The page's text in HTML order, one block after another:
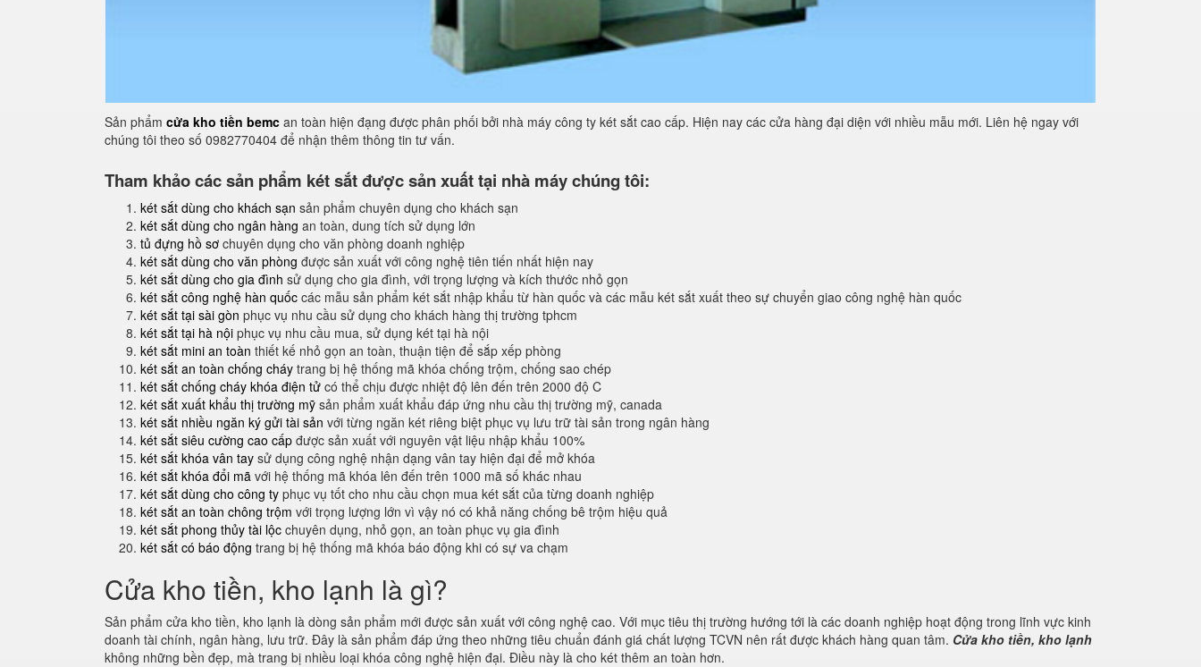
Sản phẩm cửa kho tiền bemc an toàn hiện đạng được phân phối bởi nhà máy công ty két sắt cao cấp. Hiện nay các cửa hàng đại diện với nhiều mẫu mới. Liên hệ ngay với
chúng tôi theo số 0982770404 để nhận thêm thông tin tư vấn.
Tham khảo các sản phẩm két sắt được sản xuất tại nhà máy chúng tôi:
két sắt dùng cho khách sạn sản phẩm chuyên dụng cho khách sạn
két sắt dùng cho ngân hàng an toàn, dung tích sử dụng lớn
tủ đựng hồ sơ chuyên dụng cho văn phòng doanh nghiệp
két sắt dùng cho văn phòng được sản xuất với công nghệ tiên tiến nhất hiện nay
két sắt dùng cho gia đình sử dụng cho gia đình, với trọng lượng và kích thước nhỏ gọn
két sắt công nghệ hàn quốc các mẫu sản phẩm két sắt nhập khẩu từ hàn quốc và các mẫu két sắt xuất theo sự chuyển giao công nghệ hàn quốc
két sắt tại sài gòn phục vụ nhu cầu sử dụng cho khách hàng thị trường tphcm
két sắt tại hà nội phục vụ nhu cầu mua, sử dụng két tại hà nội
két sắt mini an toàn thiết kế nhỏ gọn an toàn, thuận tiện để sắp xếp phòng
két sắt an toàn chống cháy trang bị hệ thống mã khóa chống trộm, chống sao chép
két sắt chống cháy khóa điện tử có thể chịu được nhiệt độ lên đến trên 2000 độ C
két sắt xuất khẩu thị trường mỹ sản phẩm xuất khẩu đáp ứng nhu cầu thị trường mỹ, canada
két sắt nhiều ngăn ký gửi tài sản với từng ngăn két riêng biệt phục vụ lưu trữ tài sản trong ngân hàng
két sắt siêu cường cao cấp được sản xuất với nguyên vật liệu nhập khẩu 100%
két sắt khóa vân tay sử dụng công nghệ nhận dạng vân tay hiện đại để mở khóa
két sắt khóa đổi mã với hệ thống mã khóa lên đến trên 1000 mã số khác nhau
két sắt dùng cho công ty phục vụ tốt cho nhu cầu chọn mua két sắt của từng doanh nghiệp
két sắt an toàn chông trộm với trọng lượng lớn vì vậy nó có khả năng chống bê trộm hiệu quả
két sắt phong thủy tài lộc chuyên dụng, nhỏ gọn, an toàn phục vụ gia đình
két sắt có báo động trang bị hệ thống mã khóa báo động khi có sự va chạm
Cửa kho tiền, kho lạnh là gì?
Sản phẩm cửa kho tiền, kho lạnh là dòng sản phẩm mới được sản xuất với công nghệ cao. Với mục tiêu thị trường hướng tới là các doanh nghiệp hoạt động trong lĩnh vực kinh
doanh tài chính, ngân hàng, lưu trữ. Đây là sản phẩm đáp ứng theo những tiêu chuẩn đánh giá chất lượng TCVN nên rất được khách hàng quan tâm. Cửa kho tiền, kho lạnh
không những bền đẹp, mà trang bị nhiều loại khóa công nghệ hiện đại. Điều này là cho két thêm an toàn hơn.